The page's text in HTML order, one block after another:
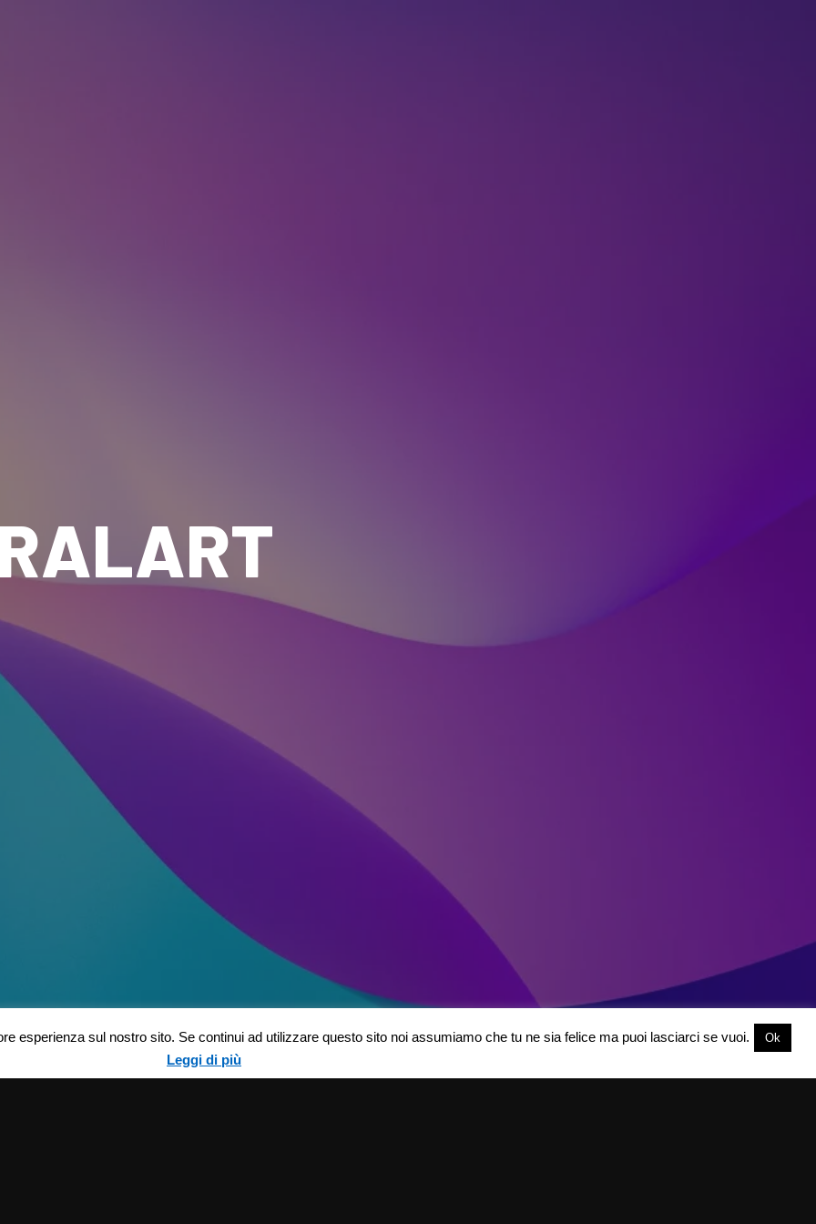
esperienza sul nostro sito. Se continui ad utilizzare questo sito noi assumiamo che tu ne sia felice ma puoi lasciarci se vuoi. Ok
Leggi di più